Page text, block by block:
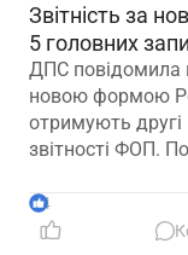
Звітність за
5 головних
ДПС повідомила
новою формою
отримують другі
звітності ФОП.
документа
прийняття
4